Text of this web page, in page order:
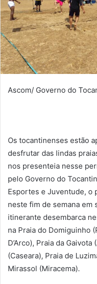
i
l
Ascom/ Governo do
Os tocantinenses estão
desfrutar das lindas
nos presenteia nesse
pelo Governo do
Esportes e Juventude, o
neste fim de semana em
itinerante desembarca
na Praia do Domiguinho
D’Arco), Praia da
(Caseara), Praia de
Mirassol (Miracema).